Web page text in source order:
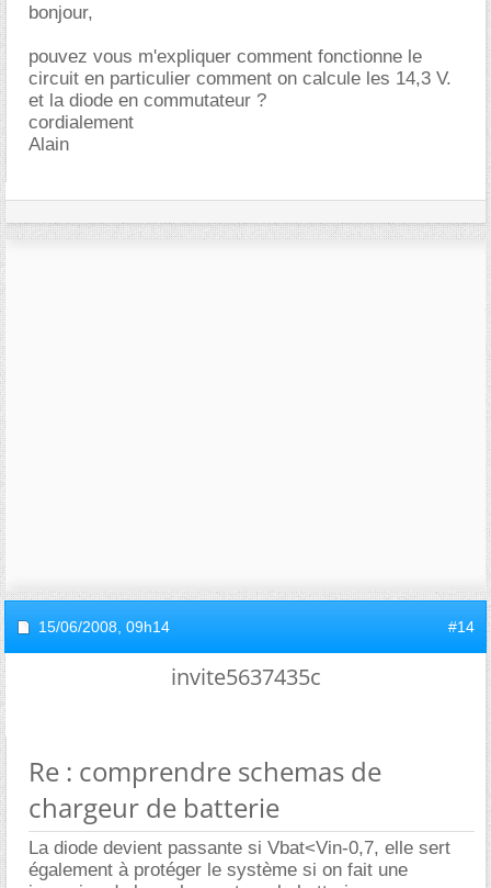
bonjour,
pouvez vous m'expliquer comment fonctionne le
circuit en particulier comment on calcule les 14,3 V.
et la diode en commutateur ?
cordialement
Alain
15/06/2008, 09h14 #14
invite5637435c
Re : comprendre schemas de
chargeur de batterie
La diode devient passante si Vbat<Vin-0,7, elle sert
également à protéger le système si on fait une